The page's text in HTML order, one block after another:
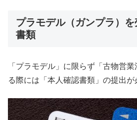
プラモデル（ガンプラ）
書類
「プラモデル」に限らず「古物営
る際には「本人確認書類」の提出が